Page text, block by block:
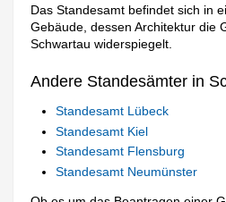
Das Standesamt befindet sich in
Gebäude, dessen Architektur die
Schwartau widerspiegelt.
Andere Standesämter in
Standesamt Lübeck
Standesamt Kiel
Standesamt Flensburg
Standesamt Neumünster